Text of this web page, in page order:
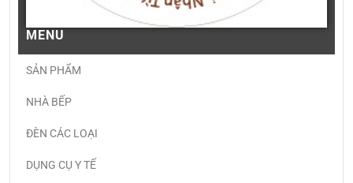
MENU
SẢN PHẨM
NHÀ BẾP
ĐÈN CÁC LOẠI
DỤNG CỤ Y TẾ